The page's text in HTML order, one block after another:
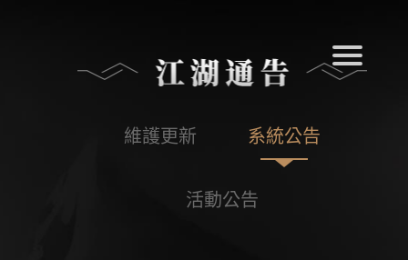
維護更新 系統公告
活動公告